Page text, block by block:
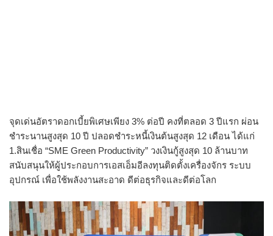
จุดเด่นอัตราดอกเบี้ยพิเศษเพียง 3% ต่อปี คงที่ตลอด 3 ปีแรก ผ่อน
ชำระนานสูงสุด 10 ปี ปลอดชำระหนี้เงินต้นสูงสุด 12 เดือน ได้แก่
1.สินเชื่อ “SME Green Productivity” วงเงินกู้สูงสุด 10 ล้านบาท
สนับสนุนให้ผู้ประกอบการเอสเอ็มอีลงทุนติดตั้งเครื่องจักร ระบบ
อุปกรณ์ เพื่อใช้พลังงานสะอาด ดีต่อธุรกิจและดีต่อโลก